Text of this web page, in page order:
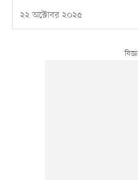
২২ অক্টোবর ২০২৫